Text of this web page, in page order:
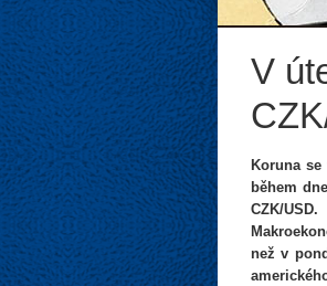
V
Koruna
během
CZK/
než v